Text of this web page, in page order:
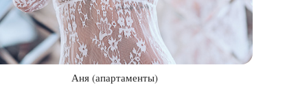
Аня (апартаменты)